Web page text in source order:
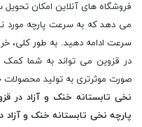
فروشگاه های آنلاین امکان
می دهد که به سرعت پارچه مورد
سرعت ادامه دهید. به طور کلی،
در قزوین می تواند به شما کمک
صورت موثرتری به تولید محصولات
نخی تابستانه خنک و آزاد در
پارچه نخی تابستانه خنک و آزاد